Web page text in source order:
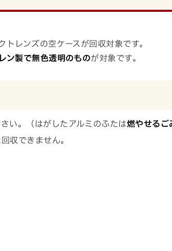
トレンズの空ケースが回収対象です。
ン製で無色透明のものが対象です。
い。（はがしたアルミのふたは燃やせるご
収できません。